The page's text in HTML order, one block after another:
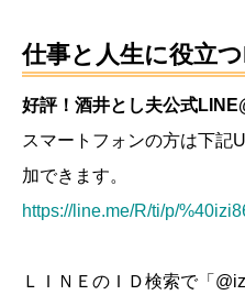
仕事と人生に役立
好評！酒井とし夫公式
スマートフォンの方は下記
加できます。
https://line.me/R/ti/p/
ＬＩＮＥのＩＤ検索で「